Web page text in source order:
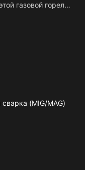
газовой горелки
работы
для
регулировать
Благодаря
и не
(MIG/MAG)